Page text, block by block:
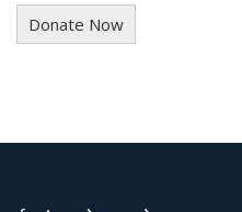
Donate Now